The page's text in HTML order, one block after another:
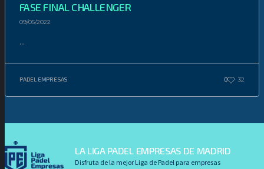
FASE FINAL CHALLENGER
09/05/2022
...
PADEL EMPRESAS 0 32
LA LIGA PADEL EMPRESAS DE MADRID
Disfruta de la mejor Liga de Padel para empresas